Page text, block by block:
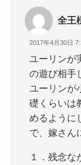
全王
2017年4月30日
ユーリンが
の遊び相手
ユーリンが
礎くらいは
めるように
で、嫁さん
１．残念な